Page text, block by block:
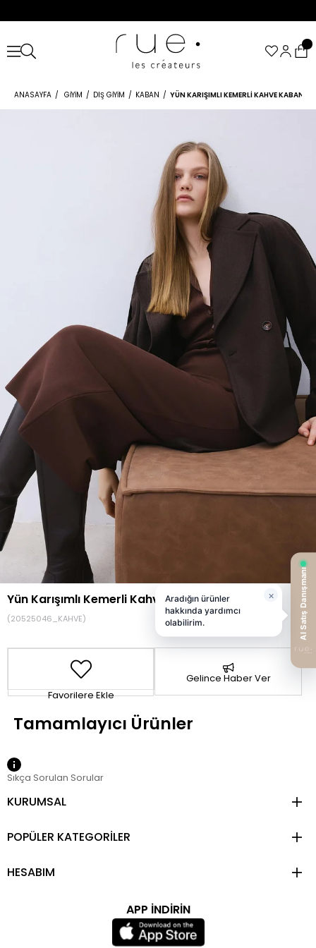
ANASAYFA GIYIM DIŞ GIYIM KABAN YÜN KARIŞIMLI KEMERLI KAHVE KABAN
Yün Karışımlı Kemerli Kahve Kaban
(20525046_KAHVE)
Favorilere Ekle
Gelince Haber Ver
Sıkça Sorulan Sorular
KURUMSAL
POPÜLER KATEGORİLER
HESABIM
APP İNDİRİN